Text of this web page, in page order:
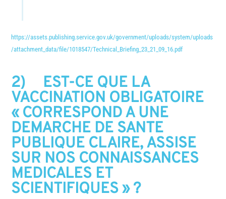
https://assets.publishing.service.gov.uk/government/uploads/system/uploads
/attachment_data/file/1018547/Technical_Briefing_23_21_09_16.pdf
2) EST-CE QUE LA
VACCINATION OBLIGATOIRE
« CORRESPOND A UNE
DEMARCHE DE SANTE
PUBLIQUE CLAIRE, ASSISE
SUR NOS CONNAISSANCES
MEDICALES ET
SCIENTIFIQUES » ?